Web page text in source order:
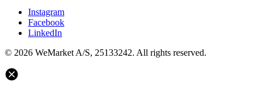
Instagram
Facebook
LinkedIn
© 2026 WeMarket A/S, 25133242. All rights reserved.